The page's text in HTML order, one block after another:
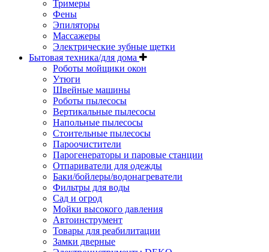
Тримеры
Фены
Эпиляторы
Массажеры
Электрические зубные щетки
Бытовая техника/для дома
Роботы мойщики окон
Утюги
Швейные машины
Роботы пылесосы
Вертикальные пылесосы
Напольные пылесосы
Стоительные пылесосы
Пароочистители
Парогенераторы и паровые станции
Отпариватели для одежды
Баки/бойлеры/водонагреватели
Фильтры для воды
Сад и огрод
Мойки высокого давления
Автоинструмент
Товары для реабилитации
Замки дверные